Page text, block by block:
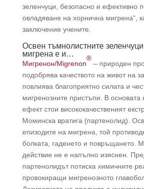
зеленчуци, безопасно и ефективно
овладяване на хорнична мигрена“,
заключение учените.
Освен тъмнолистните
мигрена е и…
Мигренон/Migrenon
®
– природен
подобрява качеството на живот на
повлиява благоприятно силата и
мигренозните пристъпи. В
ефект стои висококачественият
Моминска вратига (партенолид).
епизодите на мигрена, той
болката, гаденето и повръщането.
действие не е напълно изяснен.
партенолидът потиска химичните
провокиращи мигренозното